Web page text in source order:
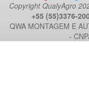
Copyright QualyAgro
+55 (55)3376-
QWA MONTAGEM E
-